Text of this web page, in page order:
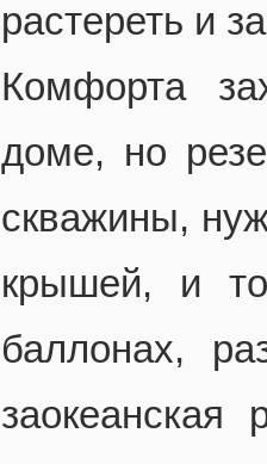
растереть и
Комфорта
доме, но
скважины,
крышей, и
баллонах,